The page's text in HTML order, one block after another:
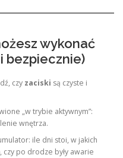
wykonać
bezpiecznie)
czy zaciski są czyste i
„w trybie aktywnym”:
wnętrza.
ile dni stoi, w jakich
czy po drodze były awarie